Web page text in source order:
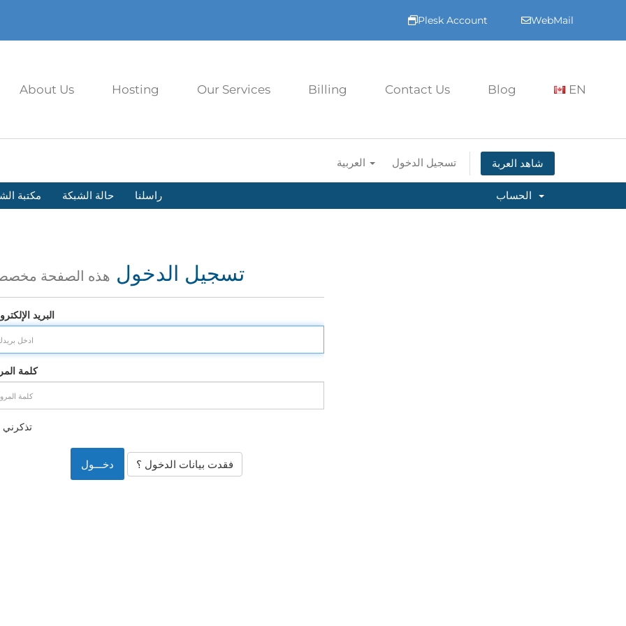
Plesk Account WebMail
About Us Hosting Our Services Billing Contact Us Blog EN
تسجيل الدخول شاهد العربة
مكتبة حالة الشبكة راسلنا
تسجيل الدخول هذه الصفحة
البريد
كلمة
تذكرني
فقدت بيانات الدخول ؟